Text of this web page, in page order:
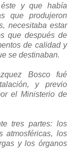
y que había
que produjeron
necesitaba estar
que después de
de calidad y
se destinaban.
Bosco fué
y previo
el Ministerio de
tres partes: los
atmosféricas, los
y los órganos